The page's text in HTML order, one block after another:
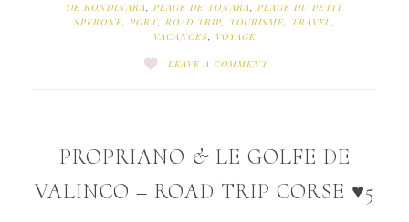
DE RONDINARA, PLAGE DE TONARA, PLAGE DU PETIT
SPERONE, PORT, ROAD TRIP, TOURISME, TRAVEL,
VACANCES, VOYAGE
LEAVE A COMMENT
PROPRIANO & LE GOLFE DE
VALINCO – ROAD TRIP CORSE ♥5